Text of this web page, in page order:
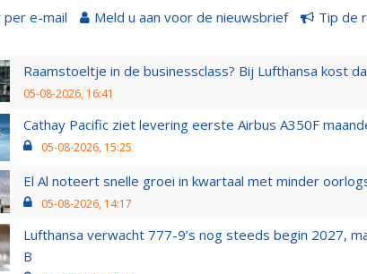
e-mail Meld u aan voor de nieuwsbrief Tip de
Raamstoeltje in de businessclass? Bij Lufthansa kost
05-08-2026, 16:41
Cathay Pacific ziet levering eerste Airbus A350F
05-08-2026, 15:25
El Al noteert snelle groei in kwartaal met minder
05-08-2026, 14:17
Lufthansa verwacht 777-9’s nog steeds begin 2027,
B